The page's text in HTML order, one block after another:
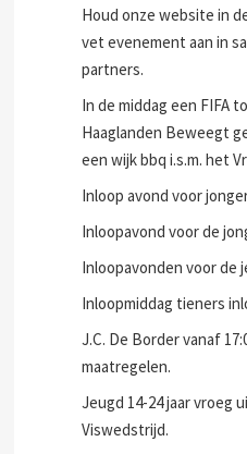
Houd onze website in
vet evenement aan in
partners.
In de middag een FIFA
Haaglanden Beweegt
een wijk bbq i.s.m. het
Inloop avond voor
Inloopavond voor de
Inloopavonden voor de
Inloopmiddag tieners
J.C. De Border vanaf
maatregelen.
Jeugd 14-24 jaar vroeg
Viswedstrijd.